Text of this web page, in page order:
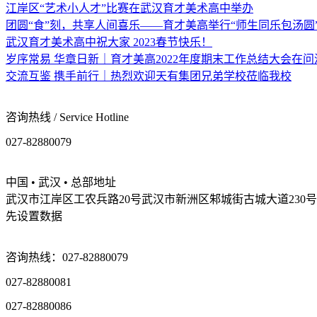
江岸区“艺术小人才”比赛在武汉育才美术高中举办
团圆“食”刻，共享人间喜乐——育才美高举行“师生同乐包汤圆
武汉育才美术高中祝大家 2023春节快乐！
岁序常易 华章日新｜育才美高2022年度期末工作总结大会在
交流互鉴 携手前行｜热烈欢迎天有集团兄弟学校莅临我校
咨询热线 / Service Hotline
027-82880079
中国 • 武汉 • 总部地址
武汉市江岸区工农兵路20号武汉市新洲区邾城街古城大道230号
先设置数据
咨询热线：027-82880079
027-82880081
027-82880086